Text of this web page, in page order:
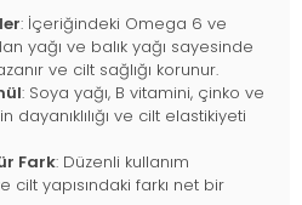
: İçeriğindeki Omega 6 ve
yağı ve balık yağı sayesinde
ve cilt sağlığı korunur.
: Soya yağı, B vitamini, çinko ve
ve cilt elastikiyeti
Fark: Düzenli kullanım
cilt yapısındaki farkı net bir